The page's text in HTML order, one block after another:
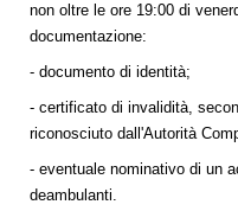
non oltre le ore 19:00 di
documentazione:
- documento di identità;
- certificato di invalidità,
riconosciuto dall'Autorità
- eventuale nominativo di un
deambulanti.